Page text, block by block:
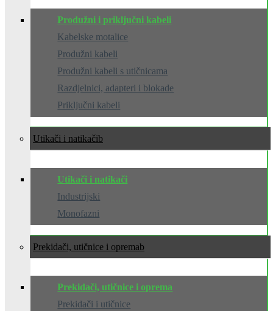
Produžni i priključni kabeli
Kabelske motalice
Produžni kabeli
Produžni kabeli s utičnicama
Razdjelnici, adapteri i blokade
Priključni kabeli
Utikači i natikači
Utikači i natikači
Industrijski
Monofazni
Prekidači, utičnice i oprema
Prekidači, utičnice i oprema
Prekidači i utičnice